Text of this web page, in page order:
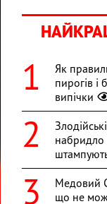
Як
пирогів і
випічки
набридло
Медовий
що не